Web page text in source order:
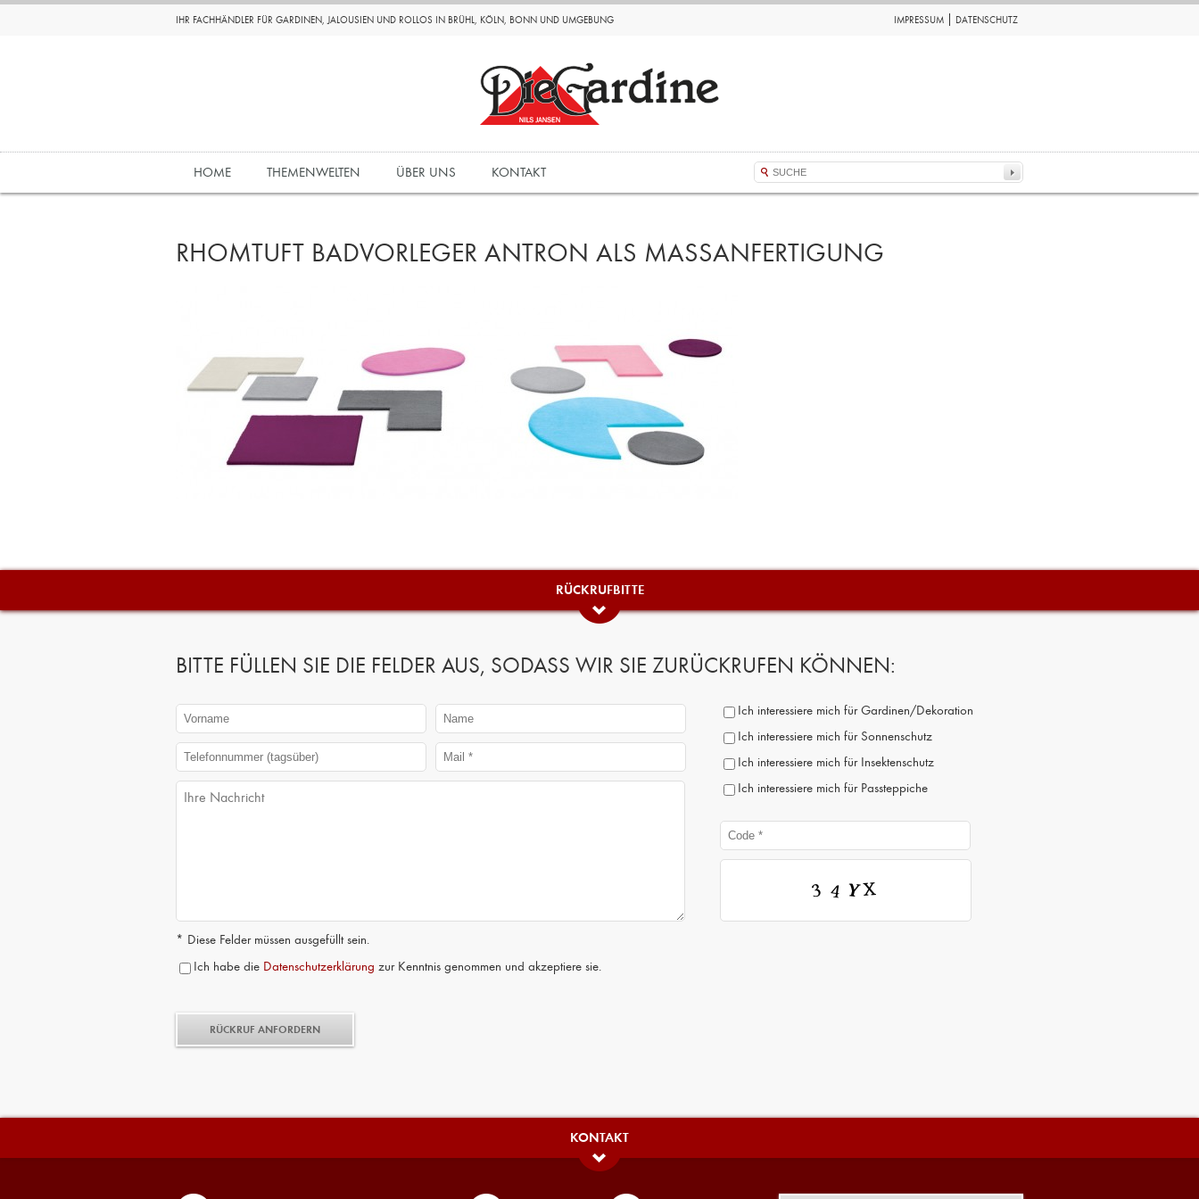
IHR FACHHÄNDLER FÜR GARDINEN, JALOUSIEN UND ROLLOS IN BRÜHL, KÖLN, BONN UND UMGEBUNG IMPRESSUM DATENSCHUTZ
HOME THEMENWELTEN ÜBER UNS KONTAKT
RHOMTUFT BADVORLEGER ANTRON ALS MASSANFERTIGUNG
RÜCKRUFBITTE
BITTE FÜLLEN SIE DIE FELDER AUS, SODASS WIR SIE ZURÜCKRUFEN KÖNNEN:
* Diese Felder müssen ausgefüllt sein.
Ich habe die Datenschutzerklärung zur Kenntnis genommen und akzeptiere sie.
Ich interessiere mich für Gardinen/Dekoration
Ich interessiere mich für Sonnenschutz
Ich interessiere mich für Insektenschutz
Ich interessiere mich für Passteppiche
KONTAKT